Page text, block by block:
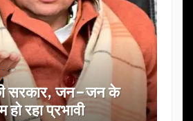
उत्तराखण्ड उत्तराखण्ड
यूजेवीएन लिमिटेड की 132वीं बोर्ड
में कई अहम प्रस्तावों को मंजूरी